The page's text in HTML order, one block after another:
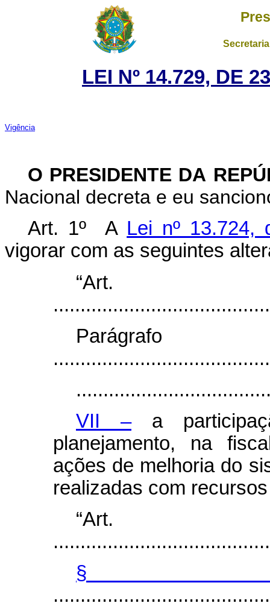
LEI Nº 14.729, DE
Vigência
O PRESIDENTE DA
Nacional decreta e eu
Art. 1º A Lei nº 13.724,
vigorar com as seguintes
VII –a
planejamento, na
ações de melhoria do
realizadas com
§